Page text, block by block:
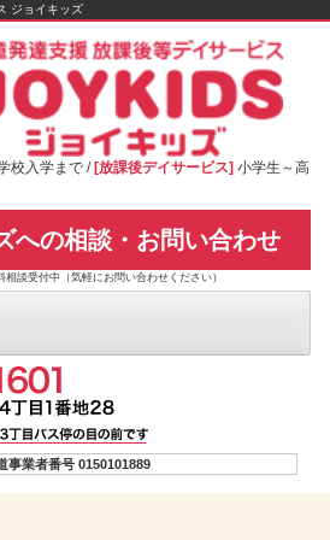
ジョイキッズ
校入学まで / [放課後デイサービス] 小学生～高
への相談・お問い合わせ
相談受付中（気軽にお問い合わせください）
事業者番号 0150101889